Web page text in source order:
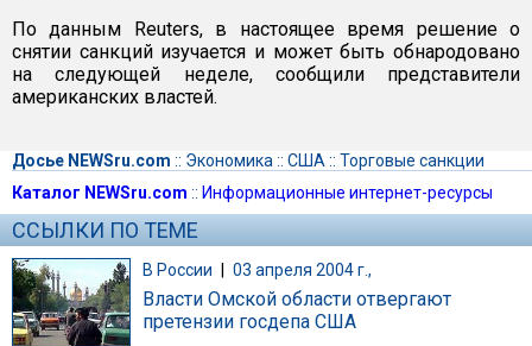
По данным Reuters, в настоящее время решение о
снятии санкций изучается и может быть обнародовано
на следующей неделе, сообщили представители
американских властей.
Досье NEWSru.com :: Экономика :: США :: Торговые санкции
Каталог NEWSru.com :: Информационные интернет-ресурсы
ССЫЛКИ ПО ТЕМЕ
В России | 03 апреля 2004 г.,
Власти Омской области отвергают
претензии госдепа США